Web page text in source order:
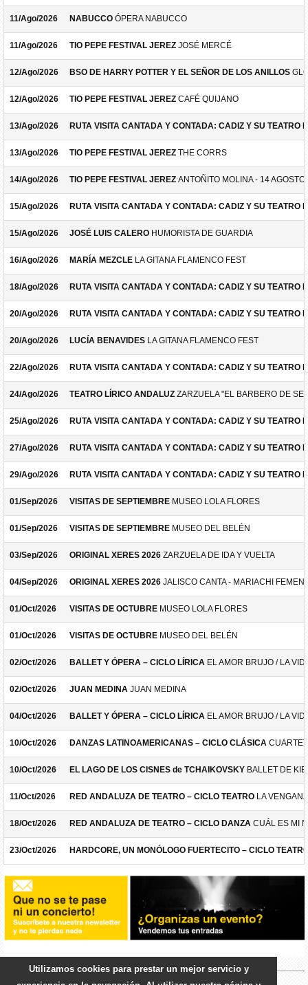
11/Ago/2026 NABUCCO ÓPERA NABUCCO
11/Ago/2026 TIO PEPE FESTIVAL JEREZ JOSÉ MERCÉ
12/Ago/2026 BSO DE HARRY POTTER Y EL SEÑOR DE LOS ANILLOS
12/Ago/2026 TIO PEPE FESTIVAL JEREZ CAFÉ QUIJANO
13/Ago/2026 RUTA VISITA CANTADA Y CONTADA: CADIZ Y SU TEATRO
13/Ago/2026 TIO PEPE FESTIVAL JEREZ THE CORRS
14/Ago/2026 TIO PEPE FESTIVAL JEREZ ANTOÑITO MOLINA - 14 AGOSTO
15/Ago/2026 RUTA VISITA CANTADA Y CONTADA: CADIZ Y SU TEATRO
15/Ago/2026 JOSÉ LUIS CALERO HUMORISTA DE GUARDIA
16/Ago/2026 MARÍA MEZCLE LA GITANA FLAMENCO FEST
18/Ago/2026 RUTA VISITA CANTADA Y CONTADA: CADIZ Y SU TEATRO
20/Ago/2026 RUTA VISITA CANTADA Y CONTADA: CADIZ Y SU TEATRO
20/Ago/2026 LUCÍA BENAVIDES LA GITANA FLAMENCO FEST
22/Ago/2026 RUTA VISITA CANTADA Y CONTADA: CADIZ Y SU TEATRO
24/Ago/2026 TEATRO LÍRICO ANDALUZ ZARZUELA "EL BARBERO DE
25/Ago/2026 RUTA VISITA CANTADA Y CONTADA: CADIZ Y SU TEATRO
27/Ago/2026 RUTA VISITA CANTADA Y CONTADA: CADIZ Y SU TEATRO
29/Ago/2026 RUTA VISITA CANTADA Y CONTADA: CADIZ Y SU TEATRO
01/Sep/2026 VISITAS DE SEPTIEMBRE MUSEO LOLA FLORES
01/Sep/2026 VISITAS DE SEPTIEMBRE MUSEO DEL BELÉN
03/Sep/2026 ORIGINAL XERES 2026 ZARZUELA DE IDA Y VUELTA
04/Sep/2026 ORIGINAL XERES 2026 JALISCO CANTA - MARIACHI
01/Oct/2026 VISITAS DE OCTUBRE MUSEO LOLA FLORES
01/Oct/2026 VISITAS DE OCTUBRE MUSEO DEL BELÉN
02/Oct/2026 BALLET Y ÓPERA – CICLO LÍRICA EL AMOR BRUJO / LA
02/Oct/2026 JUAN MEDINA JUAN MEDINA
04/Oct/2026 BALLET Y ÓPERA – CICLO LÍRICA EL AMOR BRUJO / LA
10/Oct/2026 DANZAS LATINOAMERICANAS – CICLO CLÁSICA
10/Oct/2026 EL LAGO DE LOS CISNES de TCHAIKOVSKY BALLET DE
11/Oct/2026 RED ANDALUZA DE TEATRO – CICLO TEATRO LA
18/Oct/2026 RED ANDALUZA DE TEATRO – CICLO DANZA CUÁL ES MI
23/Oct/2026 HARDCORE, UN MONÓLOGO FUERTECITO – CICLO
Utilizamos cookies para prestar un mejor servicio y